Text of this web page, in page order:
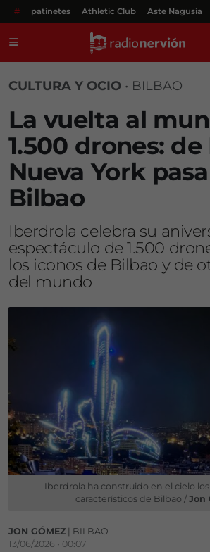
# patinetes Athletic Club Aste Nagusia
CULTURA Y OCIO • BILBAO
La vuelta al
1.500 drones: de
Nueva York
Bilbao
Iberdrola celebra su
espectáculo de 1.500
los iconos de Bilbao y de
del mundo
Iberdrola ha construido en el cielo
característicos de Bilbao / Jon
JON GÓMEZ | BILBAO
13/06/2026 • 00:07